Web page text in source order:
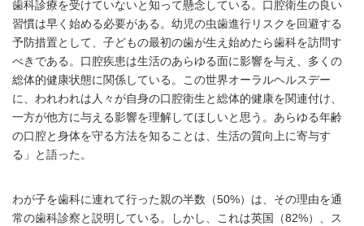
歯科診療を受けていないと知って懸念している。口腔衛生の良い
習慣は早く始める必要がある。幼児の虫歯進行リスクを回避する
予防措置として、子どもの最初の歯が生え始めたら歯科を訪問す
べきである。口腔疾患は生活のあらゆる面に影響を与え、多くの
総体的健康状態に関係している。この世界オーラルヘルスデー
に、われわれは人々が自身の口腔衛生と総体的健康を関連付け、
一方が他方に与える影響を理解してほしいと思う。あらゆる年齢
の口腔と身体を守る方法を知ることは、生活の質向上に寄与す
る」と語った。
わが子を歯科に連れて行った親の半数（50%）は、その理由を通
常の歯科診察と説明している。しかし、これは英国（82%）、ス